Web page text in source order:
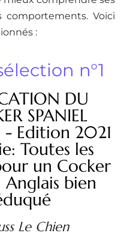
comportements. Voici
:
n°1
DU
SPANIEL
- Edition 2021
Toutes les
un Cocker
Anglais bien
Le Chien